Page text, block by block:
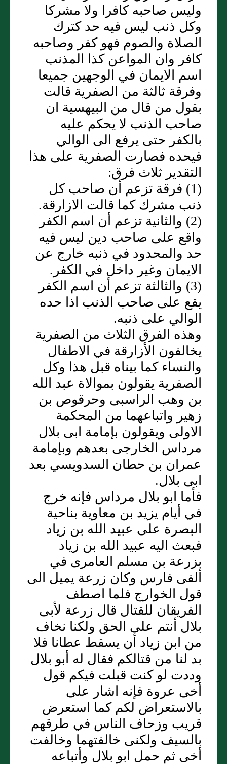
وليس صاحبه كافرا ولا مشركا
وكل ذنب ليس فيه حد كترك
الصلاة والصوم فهو كفر وصاحبه
كافر وان المواعن كذا المذنب
اسم الايمان في الوجهين جميعا
وفرقة ثالثة من الصفرية قالت
بقول من قال من البيهسية ان
صاحب الذنب لا يحكم عليه
بالكفر حتى يرفع الى الوالي
فيحده فصارت الصفرية على هذا
التقدير ثلاث فرق:
(1) فرقة تزعم أن صاحب كل
ذنب مشرك كما قالت الازارقة.
(2) والثانية تزعم أن اسم الكفر
واقع على صاحب دين ليس فيه
حد والمحدود في ذنبه خارج عن
الايمان وغير داخل في الكفر.
(3) والثالثة تزعم أن اسم الكفر
يقع على صاحب الذنب اذا حده
الوالي على ذنبه.
وهذه الفرق الثلاث من الصفرية
يخالفون الأزارقة في الاطفال
والنساء كما بيناه قبل هذا وكل
الصفرية يقولون بموالاة عبد الله
بن وهب الراسبى وحرقوص بن
زهير واتباعهما من المحكمة
الاولى ويقولون بإمامة ابى بلال
مرداس الخارجى بعدهم وبإمامة
عمران بن حطان السدويسي بعد
ابى بلال.
فأما ابو بلال مرداس فإنه خرج
في أيام يزيد بن معاوية بناحية
البصرة على عبيد الله بن زياد
فبعث اليه عبيد الله بن زياد
بزرعة بن مسلم العامرى في
ألفى فارس وكان زرعة يميل الى
قول الخوارج فلما اصطف
الفريقان للقتال قال زرعة لأبى
بلال أنتم على الحق ولكنا نخاف
من ابن زياد أن يسقط عطانا فلا
بد لنا من قتالكم فقال له أبو بلال
وددت لو كنت قبلت فيكم قول
أخى عروة فإنه اشار على
بالاستعراض لكم كما استعرض
قريب وزحاف الناس في طرقهم
بالسيف ولكنى خالفتهما وخالفت
أخى ثم حمل ابو بلال وأتباعه